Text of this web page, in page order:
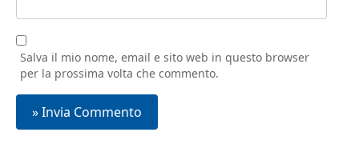
Salva il mio nome, email e sito web in questo browser
per la prossima volta che commento.